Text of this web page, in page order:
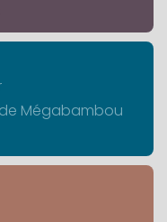
Mégabambou